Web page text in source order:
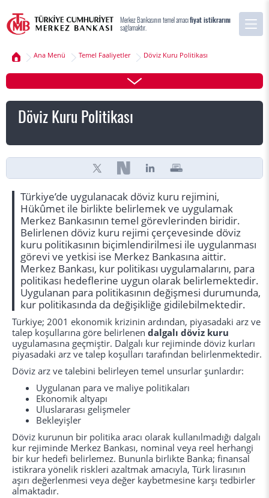
Merkez Bankasının temel amacıfiyat istikrarını
sağlamaktır.
Ana Menü Temel Faaliyetler Döviz Kuru Politikası
Döviz Kuru Politikası
Türkiye’de uygulanacak döviz kuru rejimini,
Hükûmet ile birlikte belirlemek ve uygulamak
Merkez Bankasının temel görevlerinden biridir.
Belirlenen döviz kuru rejimi çerçevesinde döviz
kuru politikasının biçimlendirilmesi ile uygulanması
görevi ve yetkisi ise Merkez Bankasına aittir.
Merkez Bankası, kur politikası uygulamalarını, para
politikası hedeflerine uygun olarak belirlemektedir.
Uygulanan para politikasının değişmesi durumunda,
kur politikasında da değişikliğe gidilebilmektedir.
Türkiye; 2001 ekonomik krizinin ardından, piyasadaki arz ve
talep koşullarına göre belirlenen dalgalı döviz kuru
uygulamasına geçmiştir. Dalgalı kur rejiminde döviz kurları
piyasadaki arz ve talep koşulları tarafından belirlenmektedir.
Döviz arz ve talebini belirleyen temel unsurlar şunlardır:
Uygulanan para ve maliye politikaları
Ekonomik altyapı
Uluslararası gelişmeler
Bekleyişler
Döviz kurunun bir politika aracı olarak kullanılmadığı dalgalı
kur rejiminde Merkez Bankası, nominal veya reel herhangi
bir kur hedefi belirlemez. Bununla birlikte Banka; finansal
istikrara yönelik riskleri azaltmak amacıyla, Türk lirasının
aşırı değerlenmesi veya değer kaybetmesine karşı tedbirler
almaktadır.